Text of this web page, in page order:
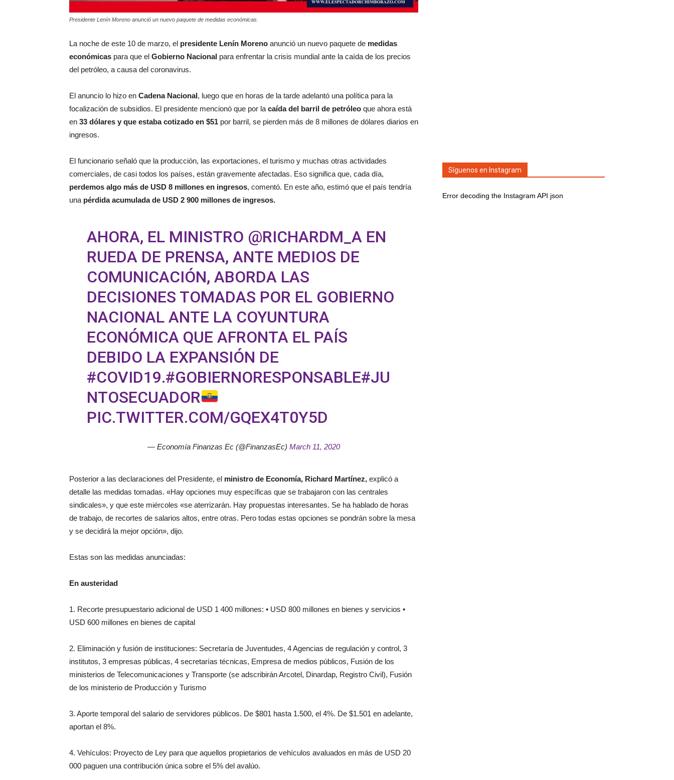
Presidente Lenín Moreno anunció un nuevo paquete de medidas económicas.
La noche de este 10 de marzo, el presidente Lenín Moreno anunció un nuevo paquete de medidas
económicas para que el Gobierno Nacional para enfrentar la crisis mundial ante la caída de los precios
del petróleo, a causa del coronavirus.
El anuncio lo hizo en Cadena Nacional, luego que en horas de la tarde adelantó una política para la
focalización de subsidios. El presidente mencionó que por la caída del barril de petróleo que ahora está
en 33 dólares y que estaba cotizado en $51 por barril, se pierden más de 8 millones de dólares diarios en
ingresos.
El funcionario señaló que la producción, las exportaciones, el turismo y muchas otras actividades
comerciales, de casi todos los países, están gravemente afectadas. Eso significa que, cada día,
perdemos algo más de USD 8 millones en ingresos, comentó. En este año, estimó que el país tendría
una pérdida acumulada de USD 2 900 millones de ingresos.
AHORA, EL MINISTRO @RICHARDM_AEN
RUEDA DE PRENSA, ANTE MEDIOS DE
COMUNICACIÓN, ABORDA LAS
DECISIONES TOMADAS POR EL GOBIERNO
NACIONAL ANTE LA COYUNTURA
ECONÓMICA QUE AFRONTA EL PAÍS
DEBIDO LA EXPANSIÓN DE
#COVID19.#GOBIERNORESPONSABLE#JU
NTOSECUADOR
PIC.TWITTER.COM/GQEX4T0Y5D
— Economía Finanzas Ec (@FinanzasEc) March 11, 2020
Posterior a las declaraciones del Presidente, el ministro de Economía, Richard Martínez, explicó a
detalle las medidas tomadas. «Hay opciones muy específicas que se trabajaron con las centrales
sindicales», y que este miércoles «se aterrizarán. Hay propuestas interesantes. Se ha hablado de horas
de trabajo, de recortes de salarios altos, entre otras. Pero todas estas opciones se pondrán sobre la mesa
y se decidirá la mejor opción», dijo.
Estas son las medidas anunciadas:
En austeridad
1. Recorte presupuestario adicional de USD 1 400 millones: • USD 800 millones en bienes y servicios •
USD 600 millones en bienes de capital
2. Eliminación y fusión de instituciones: Secretaría de Juventudes, 4 Agencias de regulación y control, 3
institutos, 3 empresas públicas, 4 secretarías técnicas, Empresa de medios públicos, Fusión de los
ministerios de Telecomunicaciones y Transporte (se adscribirán Arcotel, Dinardap, Registro Civil), Fusión
de los ministerio de Producción y Turismo
3. Aporte temporal del salario de servidores públicos. De $801 hasta 1.500, el 4%. De $1.501 en adelante,
aportan el 8%.
4. Vehículos: Proyecto de Ley para que aquellos propietarios de vehículos avaluados en más de USD 20
000 paguen una contribución única sobre el 5% del avalúo.
Síguenos en Instagram
Error decoding the Instagram API json